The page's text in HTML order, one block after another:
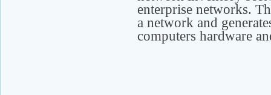
enterprise networks.
a network and
computers hardware